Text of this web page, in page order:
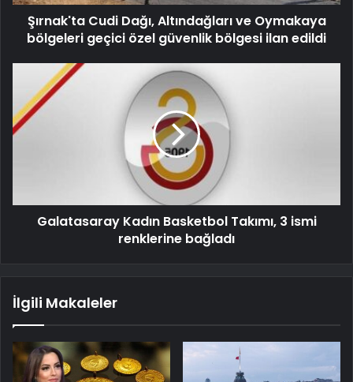
Şırnak'ta Cudi Dağı, Altındağları ve Oymakaya
bölgeleri geçici özel güvenlik bölgesi ilan edildi
Galatasaray Kadın Basketbol Takımı, 3 ismi
renklerine bağladı
İlgili Makaleler